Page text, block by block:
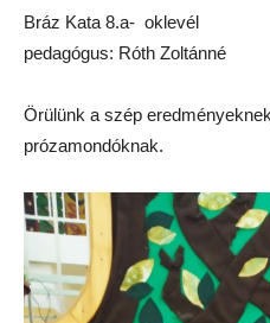
Bráz Kata 8.a-
pedagógus: Róth Zoltánné
Örülünk a szép
prózamondóknak.